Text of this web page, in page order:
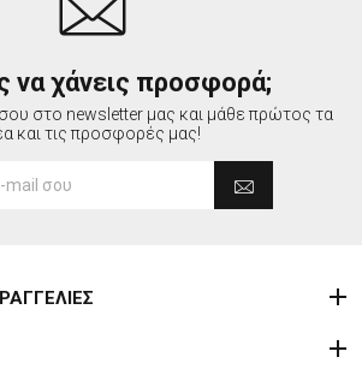
να χάνεις προσφορά;
στο newsletter μας και μάθε πρώτος τα
και τις προσφορές μας!